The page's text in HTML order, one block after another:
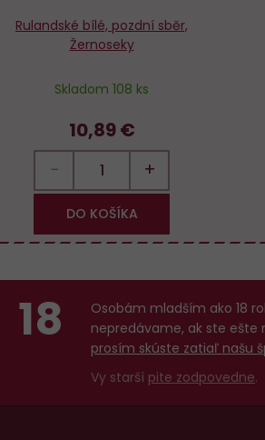
Rulandské bílé, pozdní sběr,
Žernoseky
Skladom 108 ks
10,89 €
− +
DO KOŠÍKA
18
Osobám mladším ako 18
nepredávame, ak ste ešte
prosím skúste zatiaľ našu
Vy starší pite zodpovedne.